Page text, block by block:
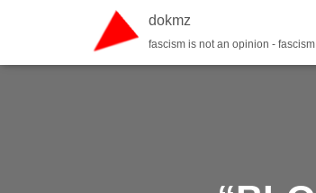
dokmz
fascism is not an opinion -